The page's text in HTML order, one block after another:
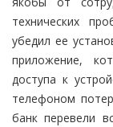
технических
убедил ее
приложение,
доступа к
телефоном
банк перевели